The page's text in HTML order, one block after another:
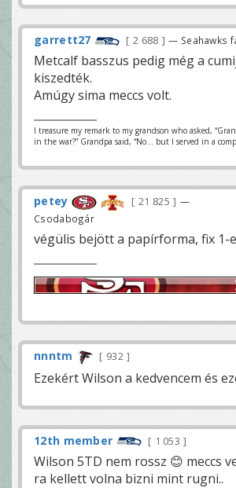
garrett27 2 688 — Seahawks
Metcalf basszus pedig még a
kiszedték.
Amúgy sima meccs volt.
I treasure my remark to my grandson who asked,
in the war?” Grandpa said, “No… but I served in a
petey 21 825
—
Csodabogár
végülis bejött a papírforma, fix 1-
nnntm 932
Ezekért Wilson a kedvencem és
12th member 1 053
Wilson 5TD nem rossz 😊 meccs
ra kellett volna bizni mint rugni..